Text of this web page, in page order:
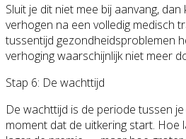
Sluit je dit niet mee bij aanvang,
verhogen na een volledig medisch
tussentijd gezondheidsproblemen
verhoging waarschijnlijk niet meer
Stap 6: De wachttijd
De wachttijd is de periode tussen
moment dat de uitkering start. Hoe